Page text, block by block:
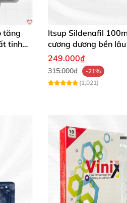
tăng
tinh
Itsup Sildenafil
cương dương bền
249.000₫
315.000₫
-21%
(1,021)